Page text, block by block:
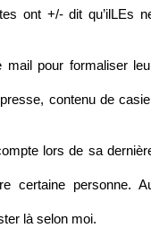
ont +/- dit qu’ilLEs
mail pour formaliser
contenu de
lors de sa
certaine personne.
là selon moi.